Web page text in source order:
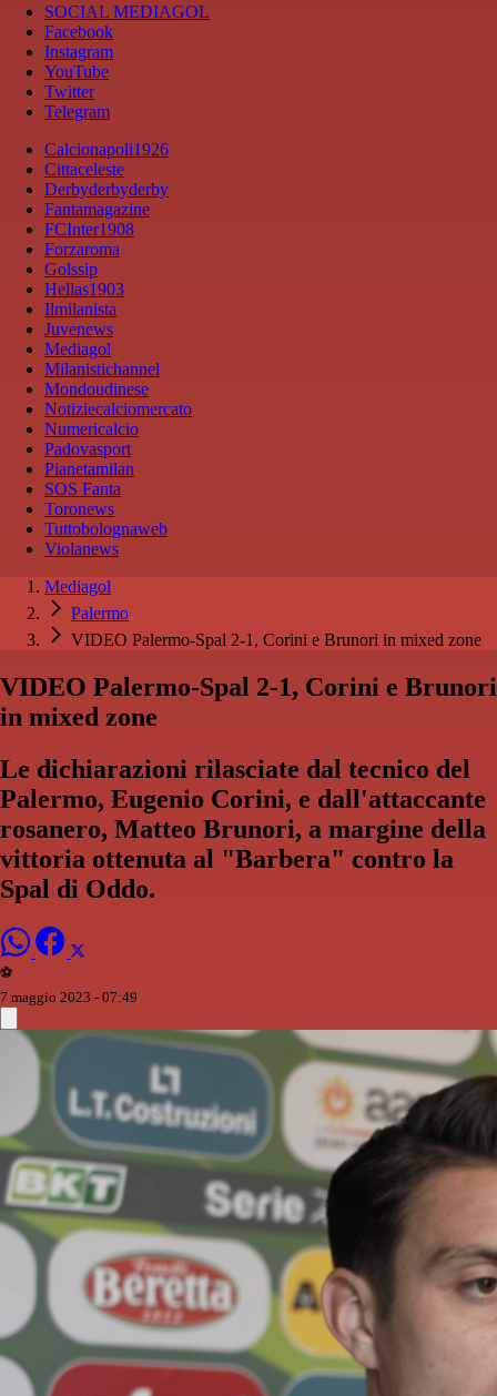
SOCIAL MEDIAGOL
Facebook
Instagram
YouTube
Twitter
Telegram
Calcionapoli1926
Cittaceleste
Derbyderbyderby
Fantamagazine
FCInter1908
Forzaroma
Golssip
Hellas1903
Ilmilanista
Juvenews
Mediagol
Milanistichannel
Mondoudinese
Notiziecalciomercato
Numericalcio
Padovasport
Pianetamilan
SOS Fanta
Toronews
Tuttobolognaweb
Violanews
Mediagol
Palermo
VIDEO Palermo-Spal 2-1, Corini e Brunori in mixed zone
VIDEO Palermo-Spal 2-1, Corini e Brunori
in mixed zone
Le dichiarazioni rilasciate dal tecnico del
Palermo, Eugenio Corini, e dall'attaccante
rosanero, Matteo Brunori, a margine della
vittoria ottenuta al "Barbera" contro la
Spal di Oddo.
⚽️
7 maggio 2023 - 07:49